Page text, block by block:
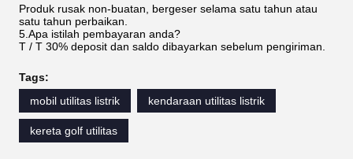
Produk rusak non-buatan, bergeser selama satu tahun atau
satu tahun perbaikan.
5.Apa istilah pembayaran anda?
T / T 30% deposit dan saldo dibayarkan sebelum pengiriman.
Tags:
mobil utilitas listrik
kendaraan utilitas listrik
kereta golf utilitas